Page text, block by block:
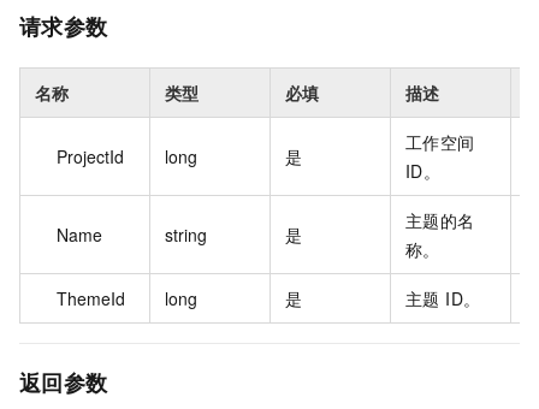
请求参数
名称 类型 必填 描述
ProjectId long 是
工作空间
ID。
Name string 是
主题的名
称。
ThemeId long 是 主题 ID。
返回参数